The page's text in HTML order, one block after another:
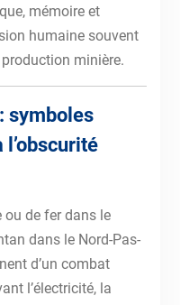
mémoire et
humaine souvent
minière.
symboles
ou de fer dans le
dans le Nord-Pas-
d’un combat
l’électricité, la